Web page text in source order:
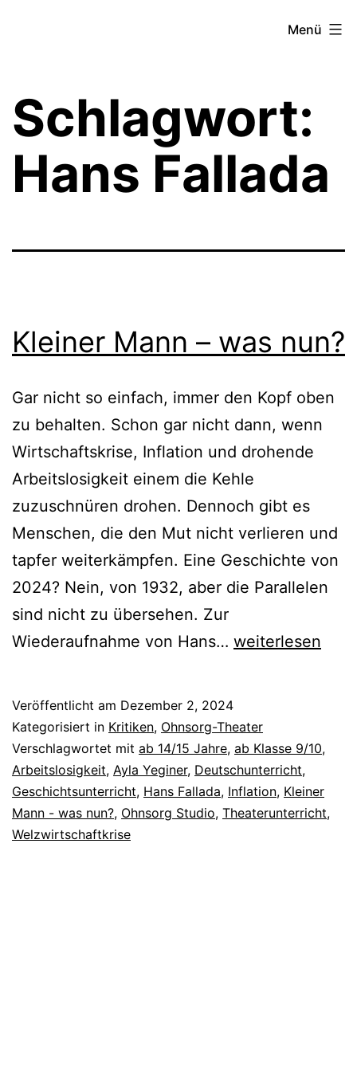
Menü
Schlagwort:
Hans Fallada
Kleiner Mann – was nun?
Gar nicht so einfach, immer den Kopf oben
zu behalten. Schon gar nicht dann, wenn
Wirtschaftskrise, Inflation und drohende
Arbeitslosigkeit einem die Kehle
zuzuschnüren drohen. Dennoch gibt es
Menschen, die den Mut nicht verlieren und
tapfer weiterkämpfen. Eine Geschichte von
2024? Nein, von 1932, aber die Parallelen
sind nicht zu übersehen. Zur
Wiederaufnahme von Hans… Kleiner
was
nun?
weiterlesen
Veröffentlicht am Dezember 2, 2024
Kategorisiert in Kritiken, Ohnsorg-Theater
Verschlagwortet mit ab 14/15 Jahre, ab Klasse 9/10,
Arbeitslosigkeit, Ayla Yeginer, Deutschunterricht,
Geschichtsunterricht, Hans Fallada, Inflation, Kleiner
Mann - was nun?, Ohnsorg Studio, Theaterunterricht,
Welzwirtschaftkrise